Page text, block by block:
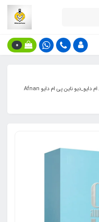
0
پک کامل ادکلن و اسپری و شاور ژل افنان 9 پی ام دایو_دیو ناین پی ام دایو Afnan